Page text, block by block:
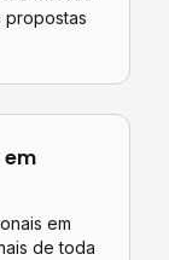
propostas
em
de toda